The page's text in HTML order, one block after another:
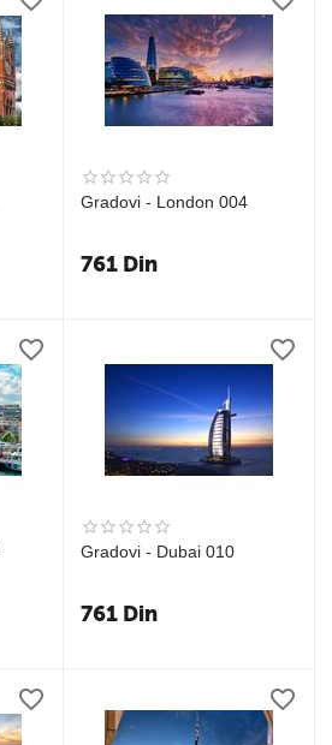
Gradovi - London 004
761 Din
Gradovi - Dubai 010
761 Din